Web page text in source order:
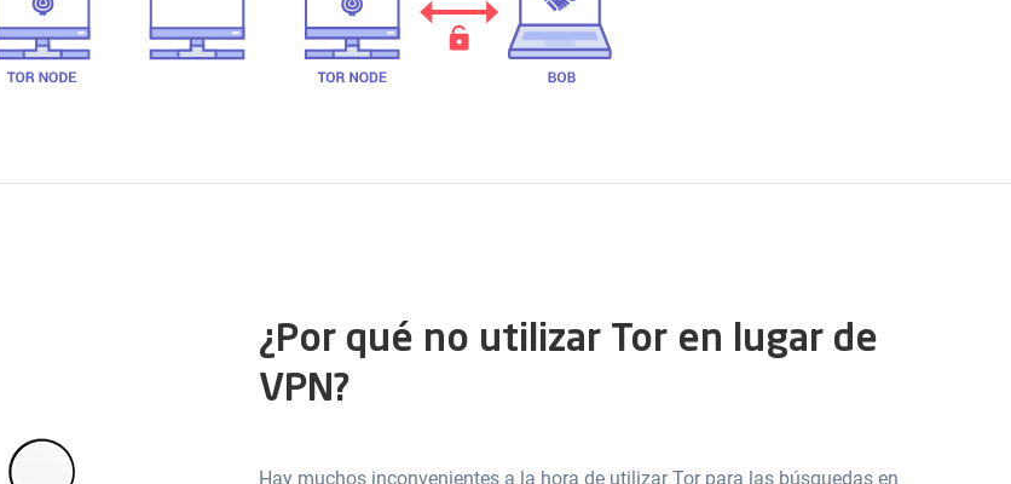
¿Por qué no utilizar Tor en lugar de
VPN?
Hay muchos inconvenientes a la hora de utilizar Tor para las búsquedas en